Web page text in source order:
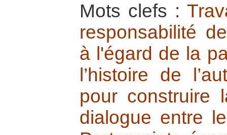
Mots clefs :
responsabilité
à l'égard de la
l’histoire de
pour construire
dialogue entre